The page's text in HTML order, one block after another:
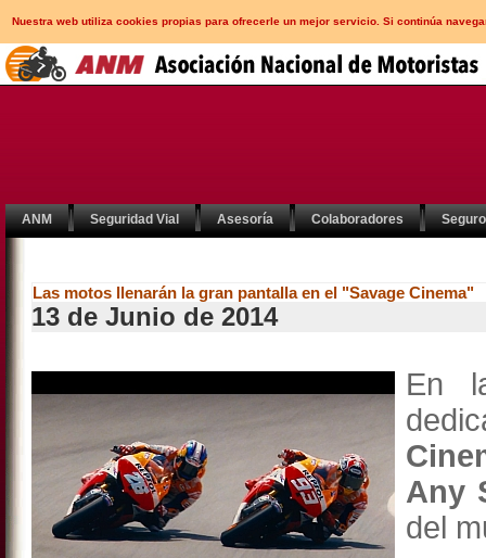
Nuestra web utiliza cookies propias para ofrecerle un mejor servicio. Si continúa
ANM Seguridad Vial Asesoría Colaboradores
Las motos llenarán la gran pantalla en el "Savage Cinema"
13 de Junio de 2014
En
Any
del